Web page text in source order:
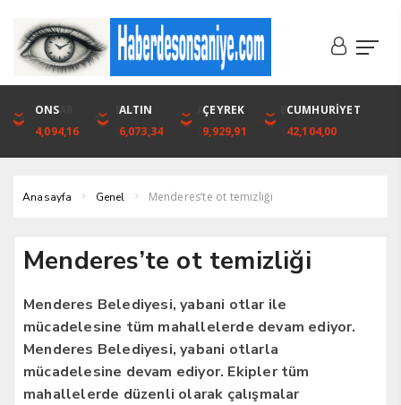
DOLAR
46,1316
EURO
53,3001
ALTIN
6,073,34
BIST
1.720,92
ONS
4,094,16
ALTIN
6,073,34
ÇEYREK
9,929,91
CUMHURİYET
42,104,00
Anasayfa Genel Menderes’te ot temizliği
Menderes’te ot temizliği
Menderes Belediyesi, yabani otlar ile
mücadelesine tüm mahallelerde devam ediyor.
Menderes Belediyesi, yabani otlarla
mücadelesine devam ediyor. Ekipler tüm
mahallelerde düzenli olarak çalışmalar